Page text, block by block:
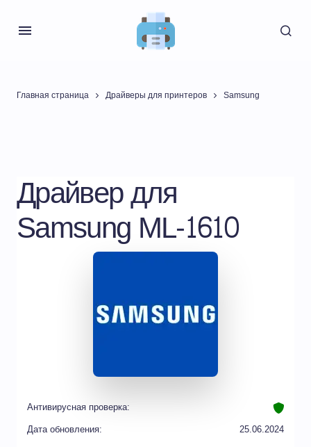
Главная страница Драйверы для принтеров Samsung
Драйвер для
Samsung ML-1610
Антивирусная проверка:
Дата обновления: 25.06.2024